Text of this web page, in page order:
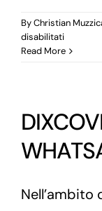
ByChristian
disabilitatisu
Read More